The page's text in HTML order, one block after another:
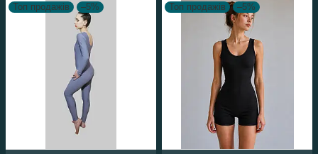
Топ продажів –5% Топ продажів –5%